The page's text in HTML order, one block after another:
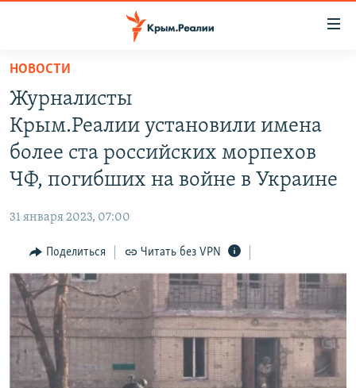
Вернуться
основному
содержанию
Вернутся
главной
Вернутся
поиску
СПЕЦПРОЕКТЫ
КАРТА ВОЕННЫХ ОБЪЕКТОВ КРЫМА
ВОДА
ИСТОРИЯ
ИНТЕРАКТИВ
ИНФОГРАФИКА
ТЕЛЕПРОЕКТ КРЫМ.РЕАЛИИ
СОВЕТЫ ПРАВОЗАЩИТНИКОВ
ПРОПАВШИЕ БЕЗ ВЕСТИ
ПОБЕДИТЕЛЕЙ НЕ СУДЯТ?
РАДІО СВОБОДА
КАК ОБОЙТИ БЛОКИРОВКУ
Українською
Qırımtatar
ПРИСОЕДИНЯЙТЕСЬ!
НОВОСТИ
Журналисты
Крым.Реалии установили имена
более ста российских морпехов
ЧФ, погибших на войне в Украине
31 января 2023, 07:00
Поделиться Читать без VPN